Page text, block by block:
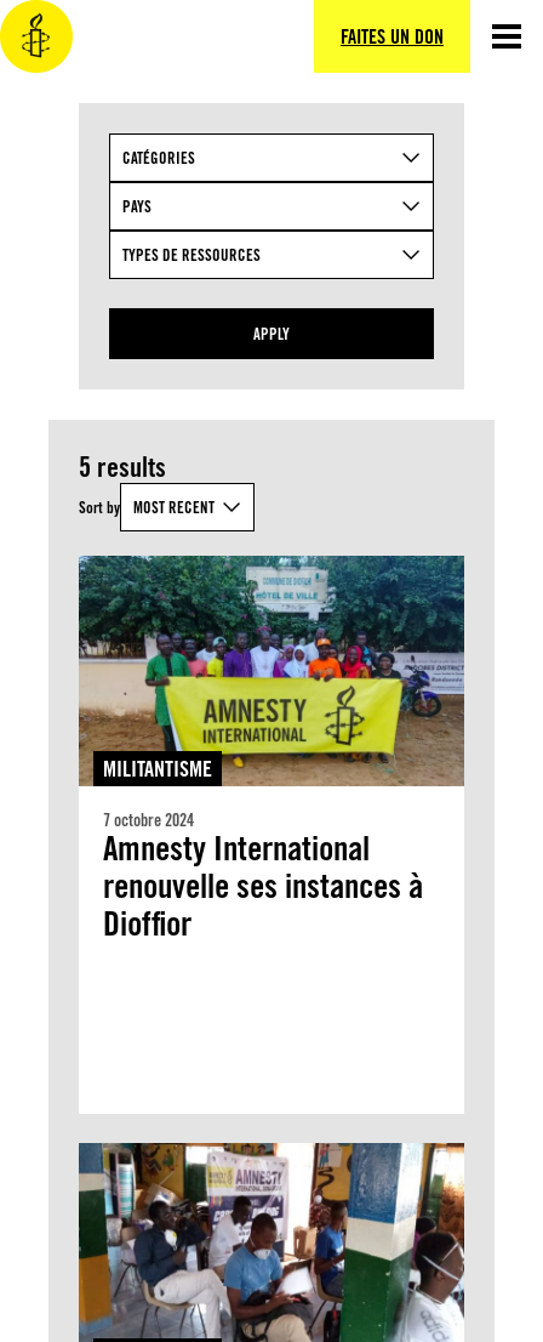
FAITES UN DON
Aller
au
contenu
CATÉGORIES
PAYS
TYPES DE RESSOURCES
APPLY
5 results
Sort by MOST RECENT
MILITANTISME
7 octobre 2024
Amnesty International
renouvelle ses instances à
Dioffior